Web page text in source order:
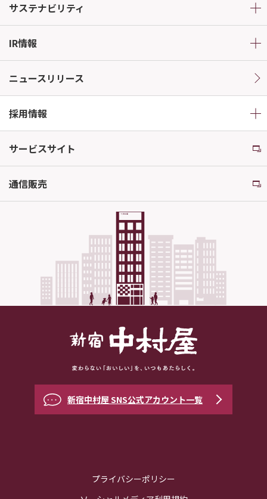
サステナビリティ
IR情報
ニュースリリース
採用情報
サービスサイト
通信販売
新宿中村屋 SNS公式アカウント一覧
プライバシーポリシー